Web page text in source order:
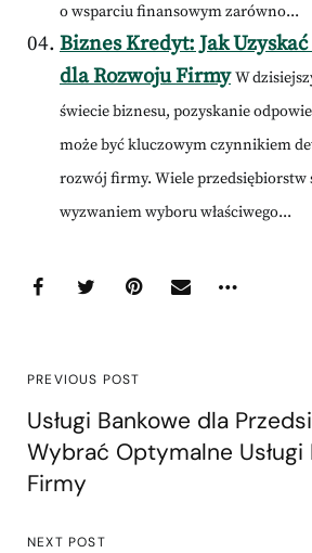
o wsparciu finansowym zarówno...
Biznes Kredyt: Jak
dla Rozwoju Firmy W
świecie biznesu, pozyskanie
może być kluczowym czynnikiem
rozwój firmy. Wiele przedsiębiorstw
wyzwaniem wyboru właściwego...
PREVIOUS POST
Usługi Bankowe dla
Wybrać Optymalne Usługi
Firmy
NEXT POST